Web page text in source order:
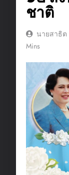
ชาติ
นายสาธิต
Mins